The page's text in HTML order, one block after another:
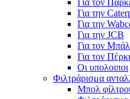
Για τον
Για την
Για την
Για την JCB
Για τον
Για τον
Οι υπολοιποι
Φιλτράρισμα
Μπολ